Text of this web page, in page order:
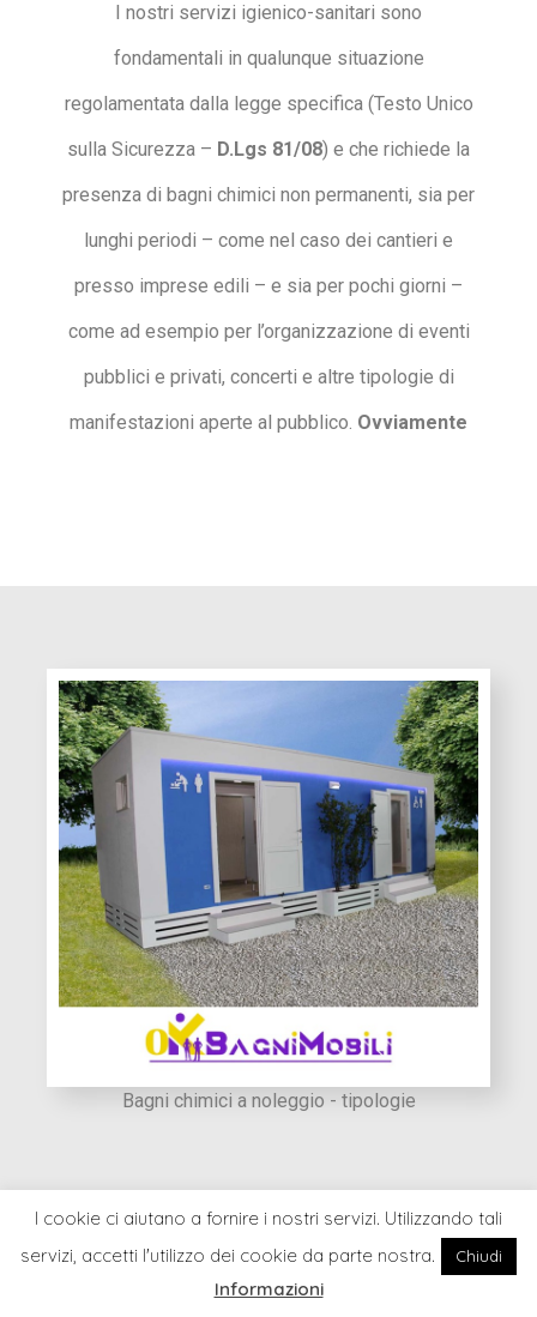
I nostri servizi igienico-sanitari sono
fondamentali in qualunque situazione
regolamentata dalla legge specifica (Testo Unico
sulla Sicurezza – D.Lgs 81/08) e che richiede la
presenza di bagni chimici non permanenti, sia per
lunghi periodi – come nel caso dei cantieri e
presso imprese edili – e sia per pochi giorni –
come ad esempio per l’organizzazione di eventi
pubblici e privati, concerti e altre tipologie di
manifestazioni aperte al pubblico. Ovviamente
Bagni chimici a noleggio - tipologie
I cookie ci aiutano a fornire i nostri servizi. Utilizzando tali
servizi, accetti l'utilizzo dei cookie da parte nostra.
Chiudi
Informazioni